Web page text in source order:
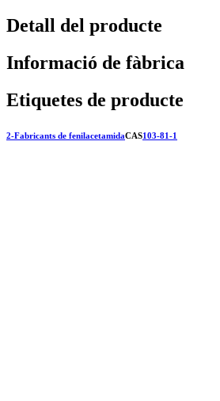
Detall del producte
Informació de fàbrica
Etiquetes de producte
2-Fabricants de fenilacetamidaCAS103-81-1